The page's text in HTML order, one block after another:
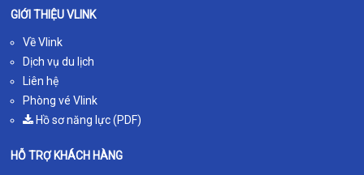
GIỚI THIỆU VLINK
Về Vlink
Dịch vụ du lịch
Liên hệ
Phòng vé Vlink
Hồ sơ năng lực (PDF)
HỖ TRỢ KHÁCH HÀNG